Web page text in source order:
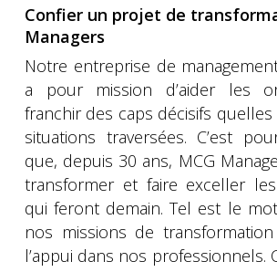
Confier un projet de
Managers
Notre entreprise de
a pour mission d’aider les
franchir des caps décisifs
situations traversées. C’est
que, depuis 30 ans, MCG
transformer et faire exceller
qui feront demain. Tel est le
nos missions de
l’appui dans nos professionnels.